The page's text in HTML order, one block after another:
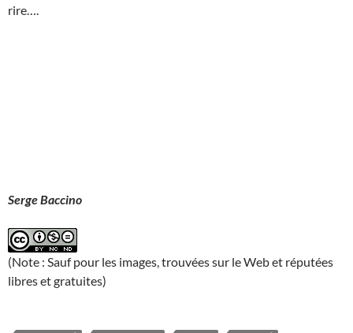
rire….
Serge Baccino
(Note : Sauf pour les images, trouvées sur le Web et réputées
libres et gratuites)